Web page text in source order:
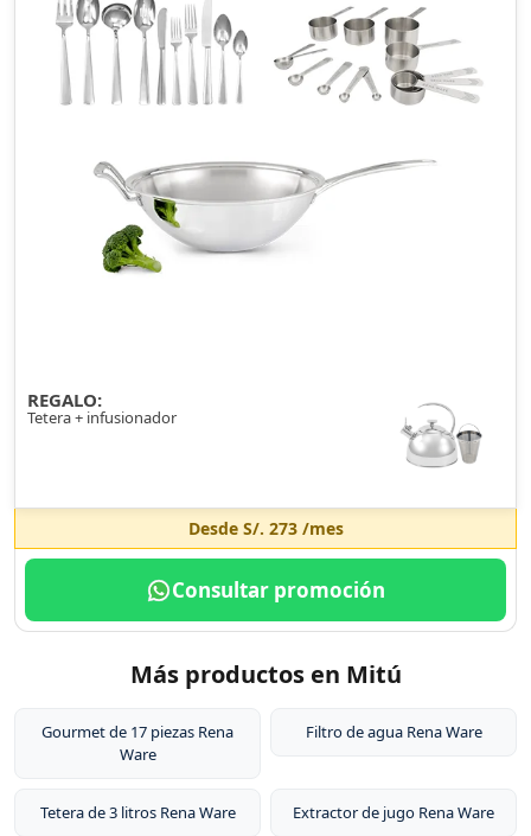
REGALO:
Tetera + infusionador
Desde S/. 273/mes
Consultar promoción
Más productos en Mitú
Gourmet de 17 piezas Rena
Ware
Filtro de agua Rena Ware
Tetera de 3 litros Rena Ware Extractor de jugo Rena Ware